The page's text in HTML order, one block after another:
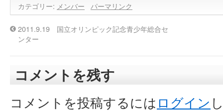
カテゴリー: メンバー パーマリンク
2011.9.19 国立オリンピック記念青少年総合セ
ンター
コメントを残す
コメントを投稿するには ログイン